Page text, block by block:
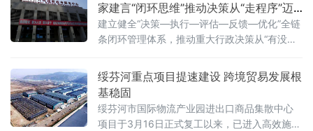
家建言“闭环思维”推动决策从“走程序”迈
向“见实效”
建立健全“决策—执行—评估—反馈—优化”全链
条闭环管理体系，推动重大行政决策从“有没有
估：让决策全流程“有据可循、有果可考”《海南
省人民政府2026年度重大行政决策事项目录》
明确
绥芬河重点项目提速建设 跨境贸易发展根
基稳固
绥芬河市国际物流产业园进出口商品集散中心
项目于3月16日正式复工以来，已进入高效施工